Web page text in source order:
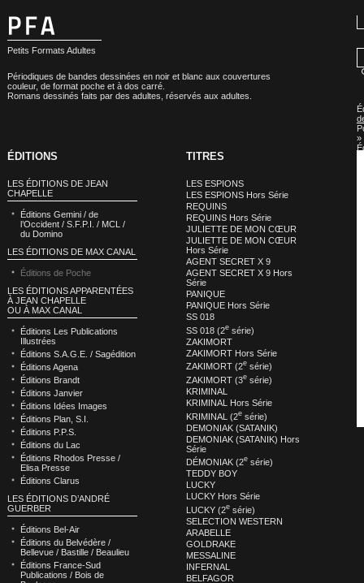
Petits Formats Adultes
Périodiques de bandes dessinées en noir et blanc aux couvertures
couleur, de format poche et à dos carré.
Romans dessinés faits par des adultes, réservés aux adultes.
»
ÉDITIONS
LES ÉDITIONS DE JEAN
CHAPELLE
Éditions Gemini / de
l’Occident / S.F.P.I. / MCL /
du Domino
LES ÉDITIONS DE MAX CANAL
Éditions de Poche
LES ÉDITIONS APPARENTÉES
À JEAN CHAPELLE
OU À MAX CANAL
Éditions Les Publications
Illustrées
Éditions S.A.G.E. / Sagédition
Éditions Agena
Éditions Brandt
Éditions Janvier
Éditions Idées Images
Éditions Plan, S.I.
Éditions P.P.S.
Éditions du Lac
Éditions Rhodos Presse /
Elisa Presse
Éditions Clarus
LES ÉDITIONS D’ANDRÉ
GUERBER
Éditions Bel-Air
Éditions du Belvédère /
Bellevue / Bastille / Beaulieu
Éditions France-Sud
Publications / Bois de
TITRES
LES ESPIONS
LES ESPIONS Hors Série
REQUINS
REQUINS Hors Série
JULIETTE DE MON CŒUR
JULIETTE DE MON CŒUR
Hors Série
AGENT SECRET X 9
AGENT SECRET X 9 Hors
Série
PANIQUE
PANIQUE Hors Série
SS 018
SS 018 (2esérie)
ZAKIMORT
ZAKIMORT Hors Série
ZAKIMORT (2esérie)
ZAKIMORT (3esérie)
KRIMINAL
KRIMINAL Hors Série
KRIMINAL (2esérie)
DEMONIAK (SATANIK)
DEMONIAK (SATANIK) Hors
Série
DÉMONIAK (2esérie)
TEDDY BOY
LUCKY
LUCKY Hors Série
LUCKY (2esérie)
SELECTION WESTERN
ARABELLE
GOLDRAKE
MESSALINE
INFERNAL
BELFAGOR